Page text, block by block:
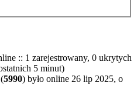
:: 1 zarejestrowany, 0 ukrytych
5 minut)
5990) było online 26 lip 2025, o